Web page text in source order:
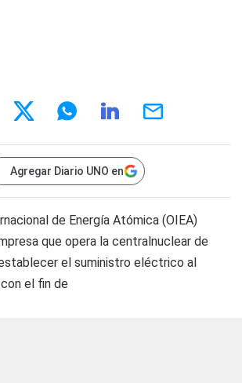
Agregar Diario UNO en
de Energía Atómica (OIEA)
que opera la centralnuclear de
el suministro eléctrico al
el fin de